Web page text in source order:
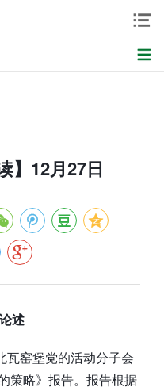
】12月27日
述
瓦窑堡党的活动分子会
策略》报告。报告根据